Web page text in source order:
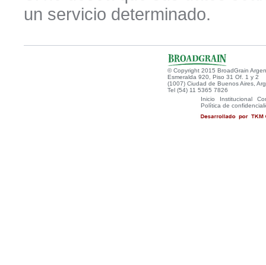
un servicio determinado.
© Copyright 2015 BroadGrain
Esmeralda 920, Piso 31 Of. 1 y 2
(1007) Ciudad de Buenos Aires,
Tel (54) 11 5365 7826
Inicio
Institucional
Política de